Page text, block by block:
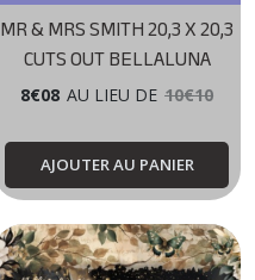
MR & MRS SMITH 20,3 X 20,3
CUTS OUT BELLALUNA
CRAFTS
8€08 AU LIEU DE 10€10
AJOUTER AU PANIER